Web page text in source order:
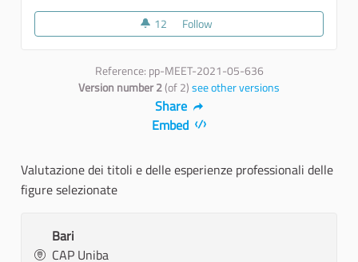
12 12 followers
Follow
Reference: pp-MEET-2021-05-636
Version number 2(of 2)see other versions
Share
Embed
Valutazione dei titoli e delle esperienze professionali delle
figure selezionate
Bari
CAP Uniba